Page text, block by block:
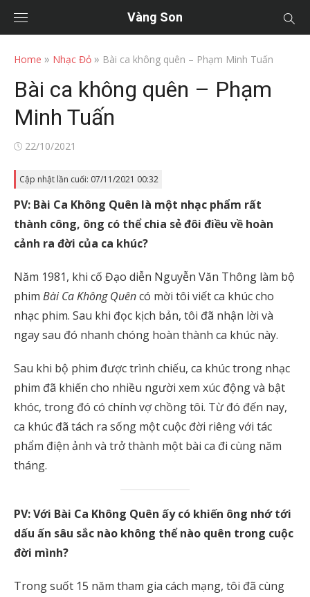
Vàng Son
Home » Nhạc Đỏ » Bài ca không quên – Phạm Minh Tuấn
Bài ca không quên – Phạm
Minh Tuấn
Posted
22/10/2021
Cập nhật lần cuối: 07/11/2021 00:32
PV: Bài Ca Không Quên là một nhạc phẩm rất
thành công, ông có thể chia sẻ đôi điều về hoàn
cảnh ra đời của ca khúc?
Năm 1981, khi cố Đạo diễn Nguyễn Văn Thông làm bộ
phim Bài Ca Không Quêncó mời tôi viết ca khúc cho
nhạc phim. Sau khi đọc kịch bản, tôi đã nhận lời và
ngay sau đó nhanh chóng hoàn thành ca khúc này.
Sau khi bộ phim được trình chiếu, ca khúc trong nhạc
phim đã khiến cho nhiều người xem xúc động và bật
khóc, trong đó có chính vợ chồng tôi. Từ đó đến nay,
ca khúc đã tách ra sống một cuộc đời riêng với tác
phẩm điện ảnh và trở thành một bài ca đi cùng năm
tháng.
PV: Với Bài Ca Không Quên ấy có khiến ông nhớ tới
dấu ấn sâu sắc nào không thể nào quên trong cuộc
đời mình?
Trong suốt 15 năm tham gia cách mạng, tôi đã cùng